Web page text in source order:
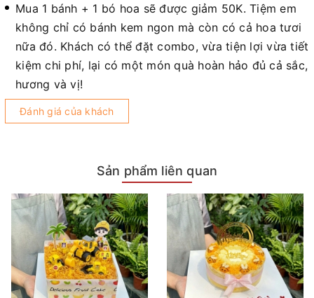
Mua 1 bánh + 1 bó hoa sẽ được giảm 50K. Tiệm em
không chỉ có bánh kem ngon mà còn có cả hoa tươi
nữa đó. Khách có thể đặt combo, vừa tiện lợi vừa tiết
kiệm chi phí, lại có một món quà hoàn hảo đủ cả sắc,
hương và vị!
Đánh giá của khách
Sản phẩm liên quan